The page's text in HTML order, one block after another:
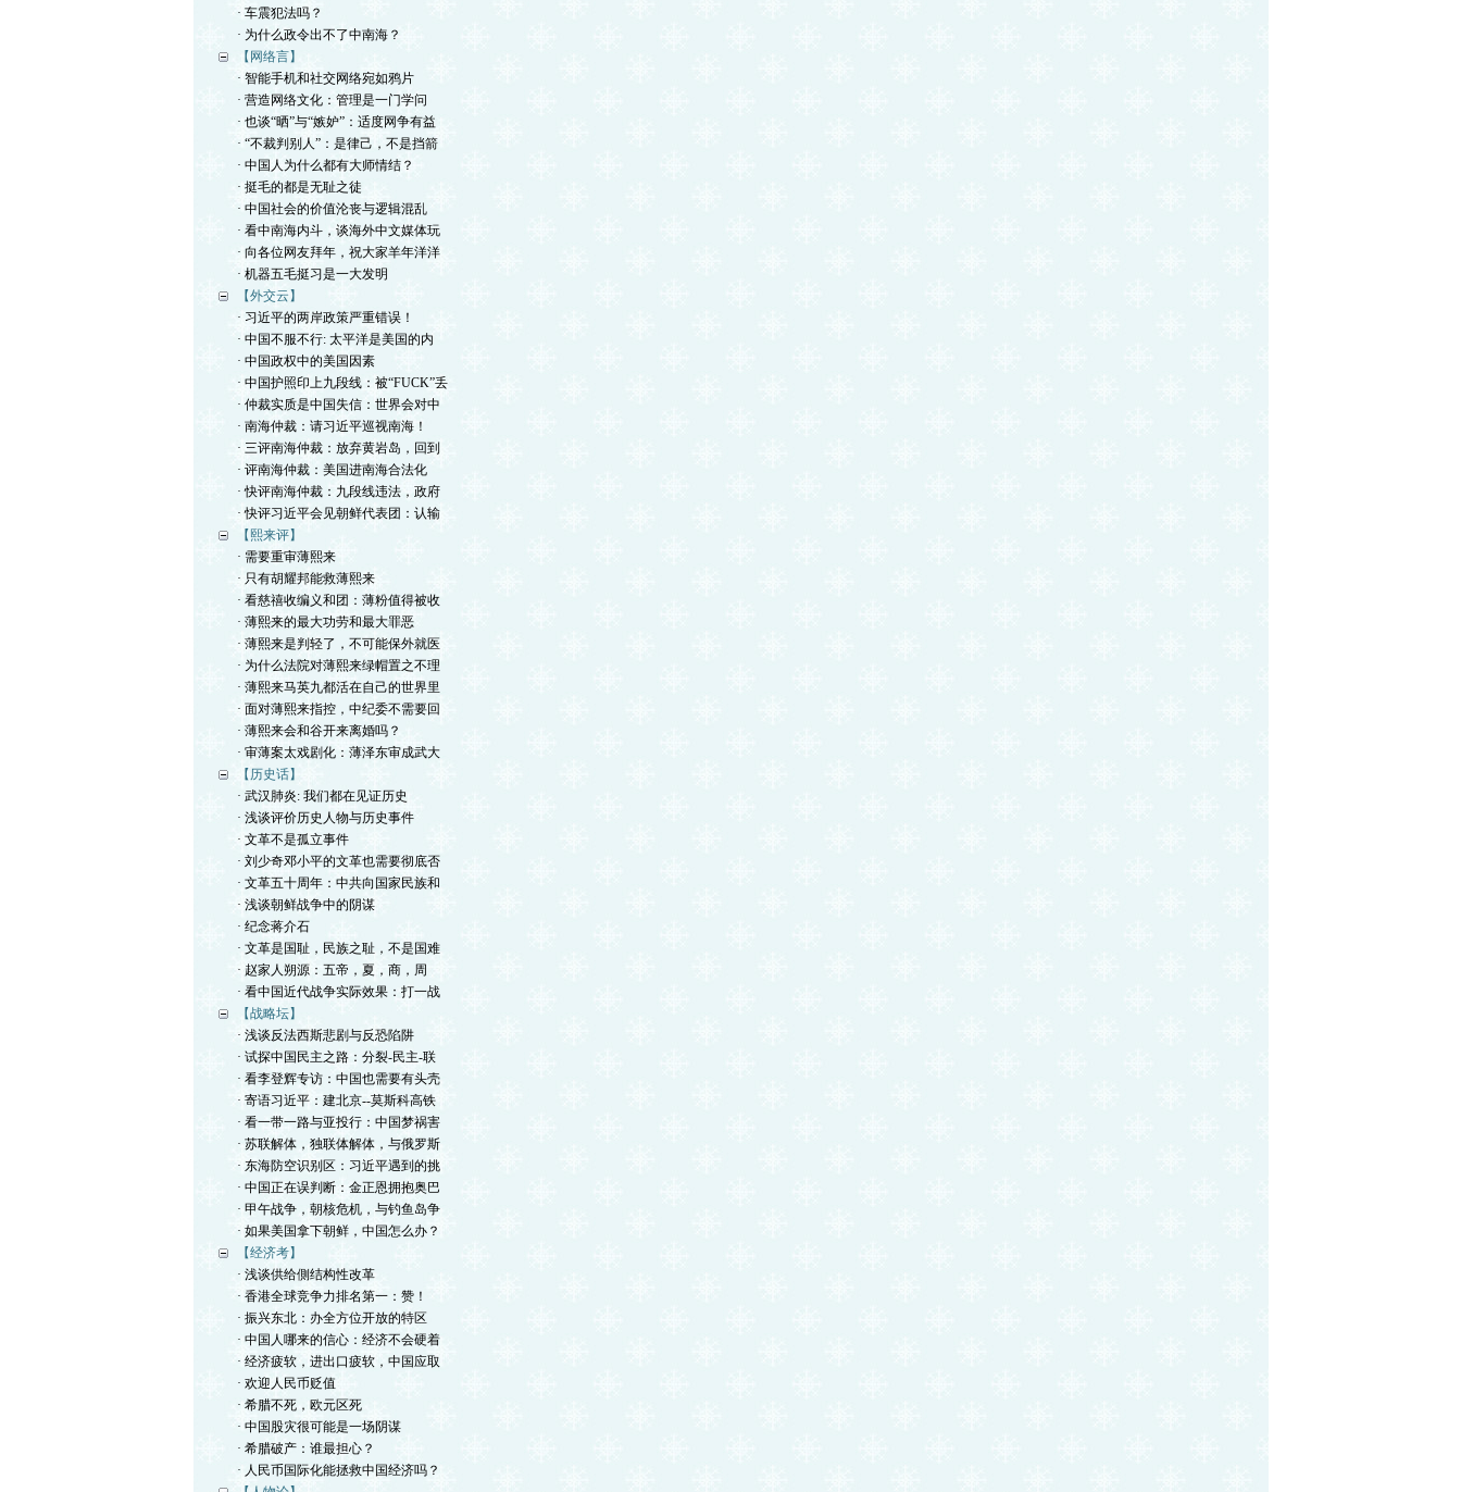
· 车震犯法吗？
· 为什么政令出不了中南海？
【网络言】
· 智能手机和社交网络宛如鸦片
· 营造网络文化：管理是一门学问
· 也谈“晒”与“嫉妒”：适度网争有益
· “不裁判别人”：是律己，不是挡箭
· 中国人为什么都有大师情结？
· 挺毛的都是无耻之徒
· 中国社会的价值沦丧与逻辑混乱
· 看中南海内斗，谈海外中文媒体玩
· 向各位网友拜年，祝大家羊年洋洋
· 机器五毛挺习是一大发明
【外交云】
· 习近平的两岸政策严重错误！
· 中国不服不行: 太平洋是美国的内
· 中国政权中的美国因素
· 中国护照印上九段线：被“FUCK”丢
· 仲裁实质是中国失信：世界会对中
· 南海仲裁：请习近平巡视南海！
· 三评南海仲裁：放弃黄岩岛，回到
· 评南海仲裁：美国进南海合法化
· 快评南海仲裁：九段线违法，政府
· 快评习近平会见朝鲜代表团：认输
【熙来评】
· 需要重审薄熙来
· 只有胡耀邦能救薄熙来
· 看慈禧收编义和团：薄粉值得被收
· 薄熙来的最大功劳和最大罪恶
· 薄熙来是判轻了，不可能保外就医
· 为什么法院对薄熙来绿帽置之不理
· 薄熙来马英九都活在自己的世界里
· 面对薄熙来指控，中纪委不需要回
· 薄熙来会和谷开来离婚吗？
· 审薄案太戏剧化：薄泽东审成武大
【历史话】
· 武汉肺炎: 我们都在见证历史
· 浅谈评价历史人物与历史事件
· 文革不是孤立事件
· 刘少奇邓小平的文革也需要彻底否
· 文革五十周年：中共向国家民族和
· 浅谈朝鲜战争中的阴谋
· 纪念蒋介石
· 文革是国耻，民族之耻，不是国难
· 赵家人朔源：五帝，夏，商，周
· 看中国近代战争实际效果：打一战
【战略坛】
· 浅谈反法西斯悲剧与反恐陷阱
· 试探中国民主之路：分裂-民主-联
· 看李登辉专访：中国也需要有头壳
· 寄语习近平：建北京--莫斯科高铁
· 看一带一路与亚投行：中国梦祸害
· 苏联解体，独联体解体，与俄罗斯
· 东海防空识别区：习近平遇到的挑
· 中国正在误判断：金正恩拥抱奥巴
· 甲午战争，朝核危机，与钓鱼岛争
· 如果美国拿下朝鲜，中国怎么办？
【经济考】
· 浅谈供给側结构性改革
· 香港全球竞争力排名第一：赞！
· 振兴东北：办全方位开放的特区
· 中国人哪来的信心：经济不会硬着
· 经济疲软，进出口疲软，中国应取
· 欢迎人民币贬值
· 希腊不死，欧元区死
· 中国股灾很可能是一场阴谋
· 希腊破产：谁最担心？
· 人民币国际化能拯救中国经济吗？